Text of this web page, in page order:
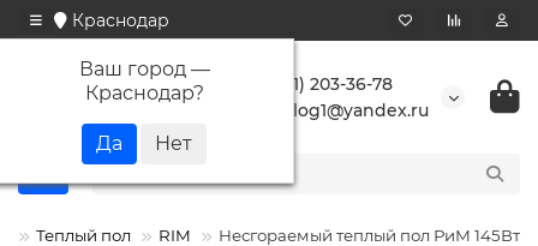
Краснодар
Ваш город —
Краснодар?
+7 (861) 203-36-78
buranlog1@yandex.ru
Теплый пол RIM Несгораемый теплый пол РиМ 145Вт